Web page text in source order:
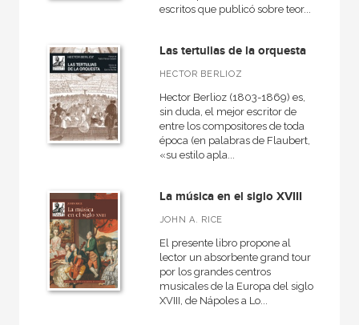
escritos que publicó sobre teor...
Las tertulias de la orquesta
HECTOR BERLIOZ
Hector Berlioz (1803-1869) es,
sin duda, el mejor escritor de
entre los compositores de toda
época (en palabras de Flaubert,
«su estilo apla...
La música en el siglo XVIII
JOHN A. RICE
El presente libro propone al
lector un absorbente grand tour
por los grandes centros
musicales de la Europa del siglo
XVIII, de Nápoles a Lo...